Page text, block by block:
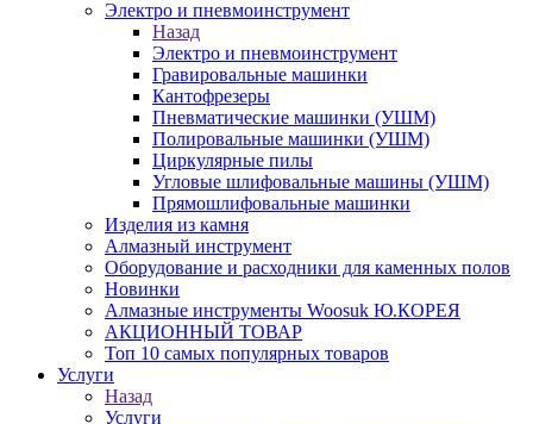
Электро и пневмоинструмент
Назад
Электро и пневмоинструмент
Гравировальные машинки
Кантофрезеры
Пневматические машинки (УШМ)
Полировальные машинки (УШМ)
Циркулярные пилы
Угловые шлифовальные машины (УШМ)
Прямошлифовальные машинки
Изделия из камня
Алмазный инструмент
Оборудование и расходники для каменных полов
Новинки
Алмазные инструменты Woosuk Ю.КОРЕЯ
АКЦИОННЫЙ ТОВАР
Топ 10 самых популярных товаров
Услуги
Назад
Услуги